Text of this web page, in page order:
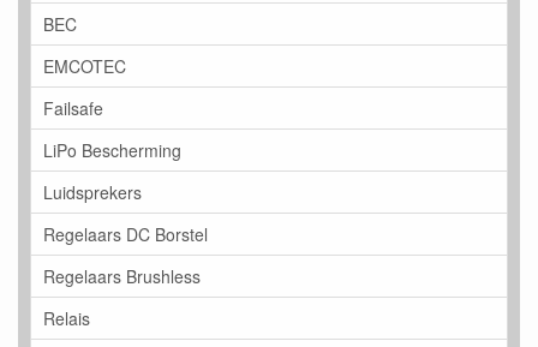
BEC
EMCOTEC
Failsafe
LiPo Bescherming
Luidsprekers
Regelaars DC Borstel
Regelaars Brushless
Relais